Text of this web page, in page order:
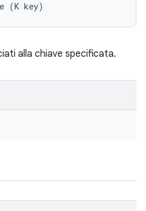
(K key)
alla chiave specificata.